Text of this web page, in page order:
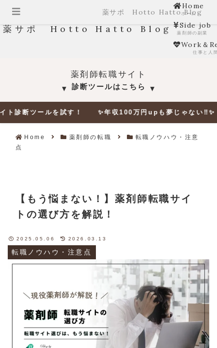
薬サポ Hotto Hatto Blog
Home
ホーム
Side job
薬剤師の副業
Work＆
仕事と人
薬剤師転職サイト
▼ 診断ツールはこちら ▼
を試す！ ✨年収100万円upも夢じゃない‼✨ 🔎適正年収
Home 薬剤師の転職
転職ノウハウ・注意
点
【もう悩まない！】薬剤師転職サイ
トの選び方を解説！
転職ノウハウ・注意点
2025.05.06 2026.03.13
薬サポ Hotto Hatto Blog